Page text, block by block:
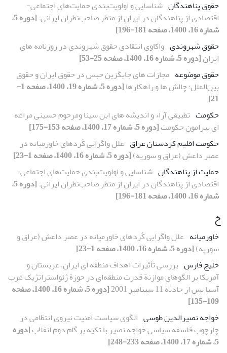
حقوق پناهندگان شناسایی و اولویت‌بندی حمایت‌های اجتماعی-
اقتصادی از پناهندگان در ایران از منظر صاحب‌نظران ایرانی.
[دوره 5،
شماره 16، 1400، صفحه 181-196]
حقوق شهروندی واکاوی انتقادی حقوق شهروندی در روزنامه های
ایران[دوره 5، شماره 16، 1400، صفحه 25-53]
حقوق موضوعه مجازات های جایگزین حبس در حقوق ایران و حقوق
بین‌الملل؛ چالش ها و راهکارها
[دوره 5، شماره 19، 1400، صفحه 1-
21]
حکومت تطبیقی آراء و اندیشه های ابن سینا ومرحوم حسینی مراغه
ای پیرامون حکومت[دوره 5، شماره 17، 1400، صفحه 153-175]
حکومت اقلیم کردستان عراق علل واگرایی کُردهای خاورمیانه در
عصر داعش (عراق و سوریه)[دوره 5، شماره 16، 1400، صفحه 1-23]
حمایت از پناهندگان شناسایی و اولویت‌بندی حمایت‌های اجتماعی-
اقتصادی از پناهندگان در ایران از منظر صاحب‌نظران ایرانی.
[دوره 5،
شماره 16، 1400، صفحه 181-196]
خ
خاورمیانه علل واگرایی کُردهای خاورمیانه در عصر داعش (عراق و
سوریه)[دوره 5، شماره 16، 1400، صفحه 1-23]
خلیج فارس بررسی تأثیرات اهداف منطقه ای ایران، عربستان و
آمریکا بر الگوهای موازنة قدرت منطقه‌ای در حوزة ژئواستراتژیک غرب
آسیا پس از حادثة 11 سپتامبر 2001
[دوره 5، شماره 16، 1400، صفحه
109-135]
خواجه نصیرالدین طوسی الگوی سیاست امنیت نیروی انتظامی در
چارچوب فلسفه سیاسی خواجه نصیر با تکیه بر گام دوم انقلاب[دوره
5، شماره 17، 1400، صفحه 233-248]